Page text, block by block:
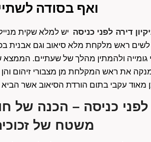
ואף בסודה
דירה לפני כניסה
מאוד עקבי בתום הורדת הסיאוב אשר
משטח של